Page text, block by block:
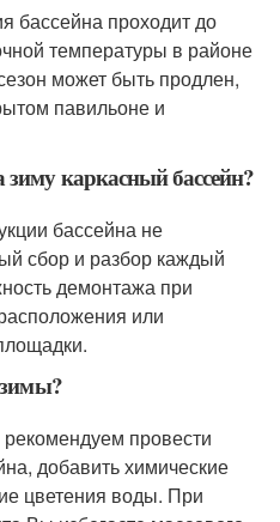
бассейна проходит до
температуры в районе
может быть продлен,
павильоне и
каркасный бассейн?
бассейна не
сбор и разбор каждый
демонтажа при
или
зимы?
провести
добавить химические
цветения воды. При